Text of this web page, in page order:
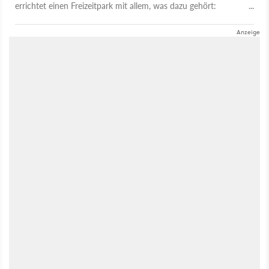
errichtet einen Freizeitpark mit allem, was dazu gehört: